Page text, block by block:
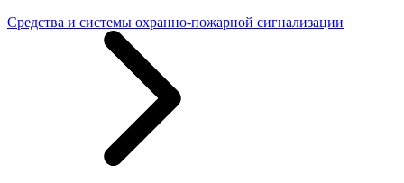
Средства и системы охранно-пожарной сигнализации